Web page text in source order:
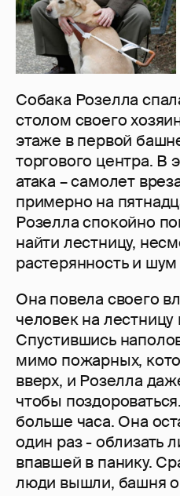
Собака Розелла
столом своего
этаже в первой
торгового центра. В
атака – самолет
примерно на
Розелла спокойно
найти лестницу,
растерянность и шум
Она повела своего
человек на
Спустившись
мимо пожарных,
вверх, и Розелла
чтобы
больше часа. Она
один раз - облизать
впавшей в панику.
люди вышли, башня